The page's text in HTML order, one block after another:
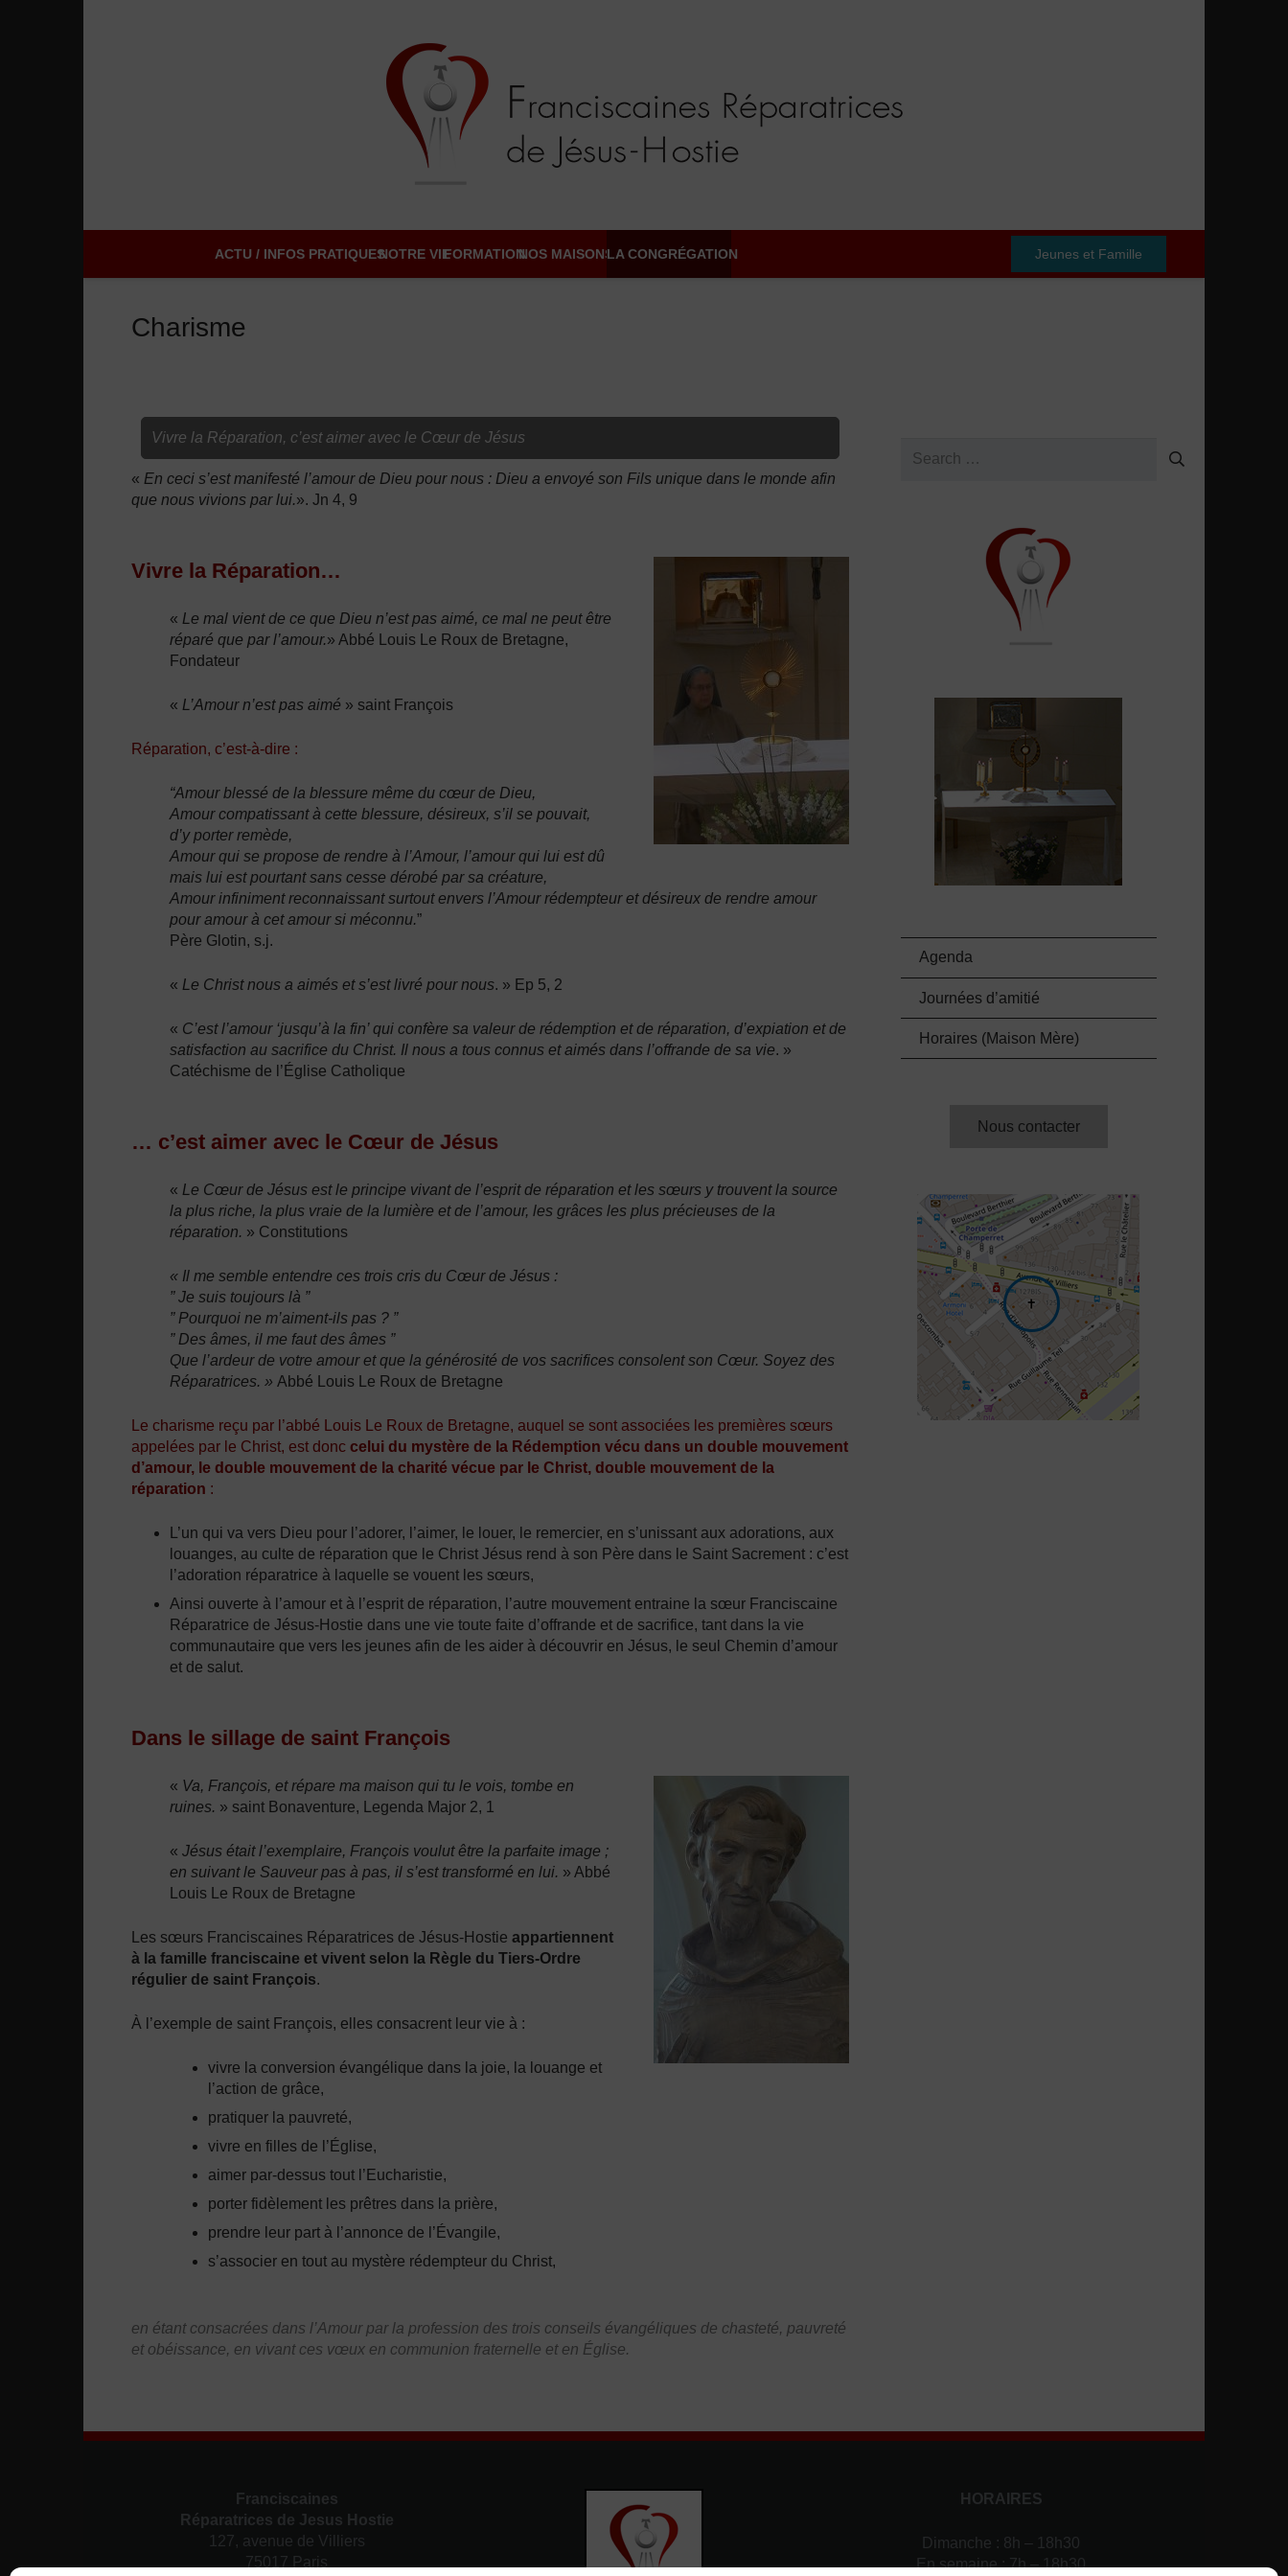
ACTU / INFOS PRATIQUESNOTRE VIEFORMATIONNOS MAISONSLA CONGRÉGATION Jeunes et Famille
Charisme
Vivre la Réparation, c’est aimer avec le Cœur de Jésus
« En ceci s’est manifesté l’amour de Dieu pour nous : Dieu a envoyé son Fils unique dans le monde afin
que nous vivions par lui.». Jn 4, 9
Vivre la Réparation…
« Le mal vient de ce que Dieu n’est pas aimé, ce mal ne peut être
réparé que par l’amour.» Abbé Louis Le Roux de Bretagne,
Fondateur
« L’Amour n’est pas aimé » saint François
Réparation, c’est-à-dire :
“Amour blessé de la blessure même du cœur de Dieu,
Amour compatissant à cette blessure, désireux, s’il se pouvait,
d’y porter remède,
Amour qui se propose de rendre à l’Amour, l’amour qui lui est dû
mais lui est pourtant sans cesse dérobé par sa créature,
Amour infiniment reconnaissant surtout envers l’Amour rédempteur et désireux de rendre amour
pour amour à cet amour si méconnu.”
Père Glotin, s.j.
« Le Christ nous a aimés et s’est livré pour nous. » Ep 5, 2
« C’est l’amour ‘jusqu’à la fin’ qui confère sa valeur de rédemption et de réparation, d’expiation et de
satisfaction au sacrifice du Christ. Il nous a tous connus et aimés dans l’offrande de sa vie. »
Catéchisme de l’Église Catholique
… c’est aimer avec le Cœur de Jésus
« Le Cœur de Jésus est le principe vivant de l’esprit de réparation et les sœurs y trouvent la source
la plus riche, la plus vraie de la lumière et de l’amour, les grâces les plus précieuses de la
réparation. » Constitutions
« Il me semble entendre ces trois cris du Cœur de Jésus :
” Je suis toujours là ”
” Pourquoi ne m’aiment-ils pas ? ”
” Des âmes, il me faut des âmes ”
Que l’ardeur de votre amour et que la générosité de vos sacrifices consolent son Cœur. Soyez des
Réparatrices. » Abbé Louis Le Roux de Bretagne
Le charisme reçu par l’abbé Louis Le Roux de Bretagne, auquel se sont associées les premières sœurs
appelées par le Christ, est donc celui du mystère de la Rédemption vécu dans un double mouvement
d’amour, le double mouvement de la charité vécue par le Christ, double mouvement de la
réparation :
L’un qui va vers Dieu pour l’adorer, l’aimer, le louer, le remercier, en s’unissant aux adorations, aux
louanges, au culte de réparation que le Christ Jésus rend à son Père dans le Saint Sacrement : c’est
l’adoration réparatrice à laquelle se vouent les sœurs,
Ainsi ouverte à l’amour et à l’esprit de réparation, l’autre mouvement entraine la sœur Franciscaine
Réparatrice de Jésus-Hostie dans une vie toute faite d’offrande et de sacrifice, tant dans la vie
communautaire que vers les jeunes afin de les aider à découvrir en Jésus, le seul Chemin d’amour
et de salut.
Dans le sillage de saint François
« Va, François, et répare ma maison qui tu le vois, tombe en
ruines. » saint Bonaventure, Legenda Major 2, 1
« Jésus était l’exemplaire, François voulut être la parfaite image ;
en suivant le Sauveur pas à pas, il s’est transformé en lui. » Abbé
Louis Le Roux de Bretagne
Les sœurs Franciscaines Réparatrices de Jésus-Hostie appartiennent
à la famille franciscaine et vivent selon la Règle du Tiers-Ordre
régulier de saint François.
À l’exemple de saint François, elles consacrent leur vie à :
vivre la conversion évangélique dans la joie, la louange et
l’action de grâce,
pratiquer la pauvreté,
vivre en filles de l’Église,
aimer par-dessus tout l’Eucharistie,
porter fidèlement les prêtres dans la prière,
prendre leur part à l’annonce de l’Évangile,
s’associer en tout au mystère rédempteur du Christ,
en étant consacrées dans l’Amour par la profession des trois conseils évangéliques de chasteté, pauvreté
et obéissance, en vivant ces vœux en communion fraternelle et en Église.
for:
Agenda
Journées d’amitié
Horaires (Maison Mère)
Nous contacter
Franciscaines
Réparatrices de Jesus Hostie
127, avenue de Villiers
75017 Paris
HORAIRES
Dimanche : 8h – 18h30
En semaine : 7h – 18h30